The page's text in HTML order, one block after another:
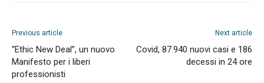
Previous article
“Ethic New Deal”, un nuovo
Manifesto per i liberi
professionisti
Next article
Covid, 87.940 nuovi casi e 186
decessi in 24 ore